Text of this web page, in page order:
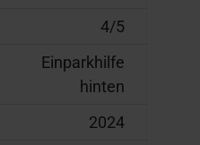
4/5
Einparkhilfe
hinten
2024